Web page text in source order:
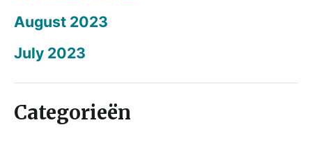
August 2023
July 2023
Categorieën